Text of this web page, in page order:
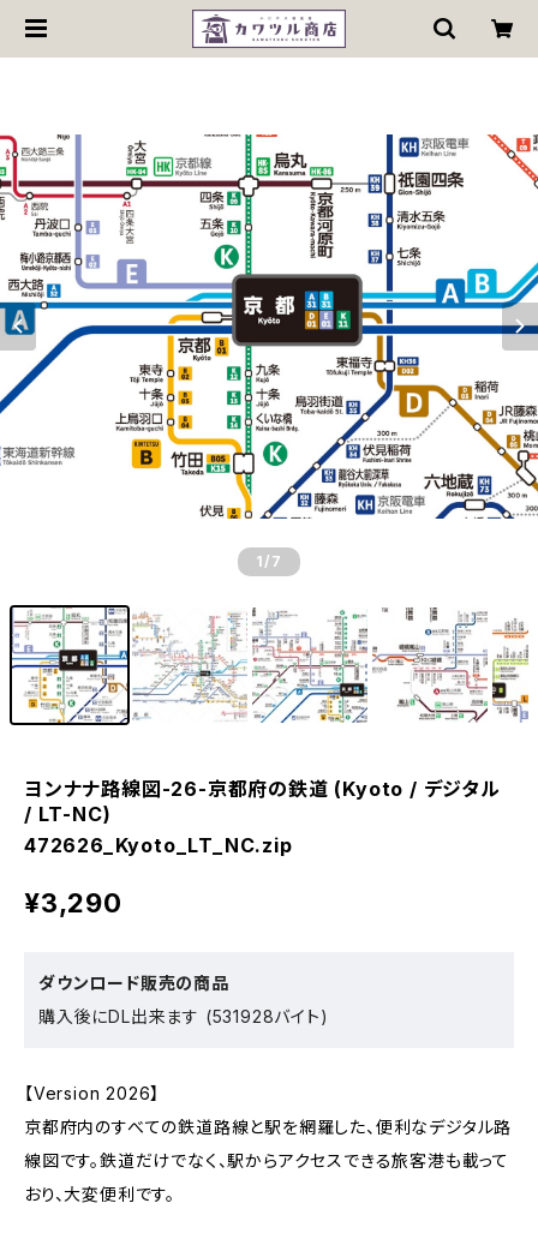
1 /7
ヨンナナ路線図-26-京都府の鉄道 (Kyoto / デジタル
/ LT-NC)
472626_Kyoto_LT_NC.zip
¥3,290
ダウンロード販売の商品
購入後にDL出来ます (531928バイト)
【Version 2026】
京都府内のすべての鉄道路線と駅を網羅した、便利なデジタル路
線図です。鉄道だけでなく、駅からアクセスできる旅客港も載って
おり、大変便利です。